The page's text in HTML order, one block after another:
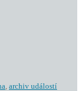
, archiv událostí